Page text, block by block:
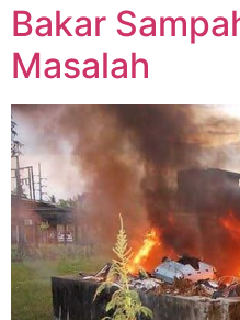
Bakar
Masalah